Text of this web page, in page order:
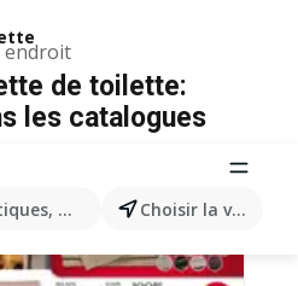
endroit
des catégories, des Choisir la ville
de toilette:
les catalogues